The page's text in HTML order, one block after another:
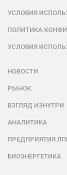
УСЛОВИЯ
ПОЛИТИКА
УСЛОВИЯ
НОВОСТИ
РЫНОК
ВЗГЛЯД ИЗНУТРИ
АНАЛИТИКА
ПРЕДПРИЯТИЯ
БИОЭНЕРГЕТИКА